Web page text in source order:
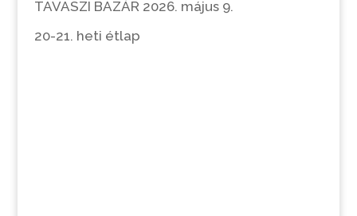
TAVASZI BAZÁR 2026. május 9.
20-21. heti étlap